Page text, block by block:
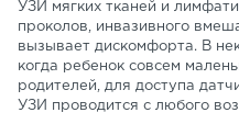
УЗИ мягких тканей и
проколов, инвазивного
вызывает дискомфорта. В
когда ребенок совсем
родителей, для доступа
УЗИ проводится с любого